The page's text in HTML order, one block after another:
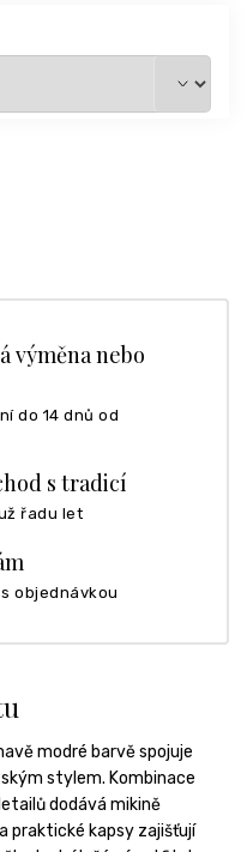
výměna nebo
do 14 dnů od
s tradicí
řadu let
objednávkou
modré barvě spojuje
stylem. Kombinace
dodává mikině
praktické kapsy zajišťují